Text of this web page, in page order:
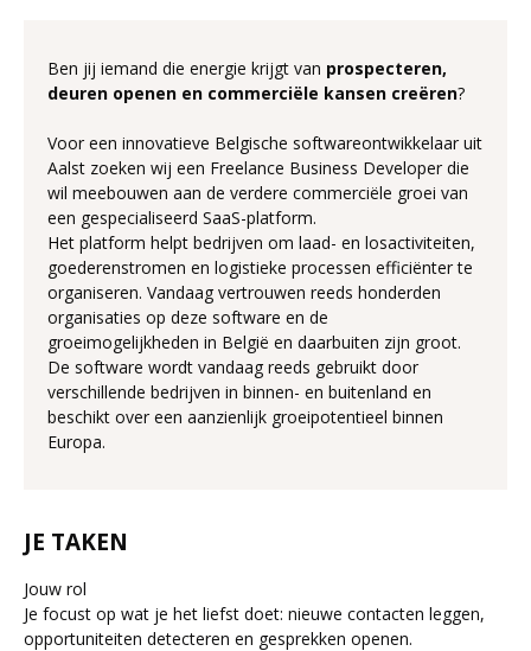
Ben jij iemand die energie krijgt van prospecteren,
deuren openen en commerciële kansen creëren?
Voor een innovatieve Belgische softwareontwikkelaar uit
Aalst zoeken wij een Freelance Business Developer die
wil meebouwen aan de verdere commerciële groei van
een gespecialiseerd SaaS-platform.
Het platform helpt bedrijven om laad- en losactiviteiten,
goederenstromen en logistieke processen efficiënter te
organiseren. Vandaag vertrouwen reeds honderden
organisaties op deze software en de
groeimogelijkheden in België en daarbuiten zijn groot.
De software wordt vandaag reeds gebruikt door
verschillende bedrijven in binnen- en buitenland en
beschikt over een aanzienlijk groeipotentieel binnen
Europa.
JE TAKEN
Jouw rol
Je focust op wat je het liefst doet: nieuwe contacten leggen,
opportuniteiten detecteren en gesprekken openen.